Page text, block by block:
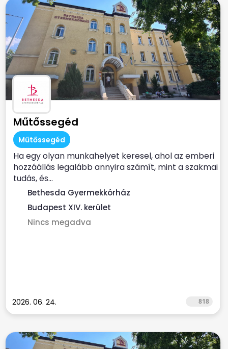
Műtőssegéd
Műtőssegéd
Ha egy olyan munkahelyet keresel, ahol az emberi
hozzáállás legalább annyira számít, mint a szakmai
tudás, és...
Bethesda Gyermekkórház
Budapest XIV. kerület
Nincs megadva
2026. 06. 24. 818